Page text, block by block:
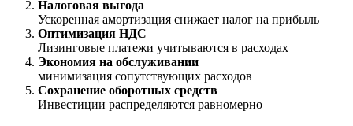
Налоговая выгода
Ускоренная амортизация снижает налог на прибыль
Оптимизация НДС
Лизинговые платежи учитываются в расходах
Экономия на обслуживании
минимизация сопутствующих расходов
Сохранение оборотных средств
Инвестиции распределяются равномерно